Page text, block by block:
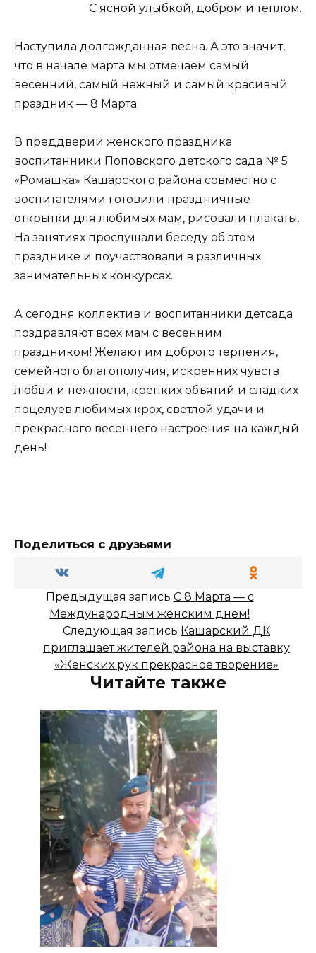
С ясной улыбкой, добром и теплом.
Наступила долгожданная весна. А это значит,
что в начале марта мы отмечаем самый
весенний, самый нежный и самый красивый
праздник — 8 Марта.
В преддверии женского праздника
воспитанники Поповского детского сада № 5
«Ромашка» Кашарского района совместно с
воспитателями готовили праздничные
открытки для любимых мам, рисовали плакаты.
На занятиях прослушали беседу об этом
празднике и поучаствовали в различных
занимательных конкурсах.
А сегодня коллектив и воспитанники детсада
поздравляют всех мам с весенним
праздником! Желают им доброго терпения,
семейного благополучия, искренних чувств
любви и нежности, крепких объятий и сладких
поцелуев любимых крох, светлой удачи и
прекрасного весеннего настроения на каждый
день!
Поделиться с друзьями
Предыдущая запись С 8 Марта — с
Международным женским днем!
Следующая запись Кашарский ДК
приглашает жителей района на выставку
«Женских рук прекрасное творение»
Читайте также